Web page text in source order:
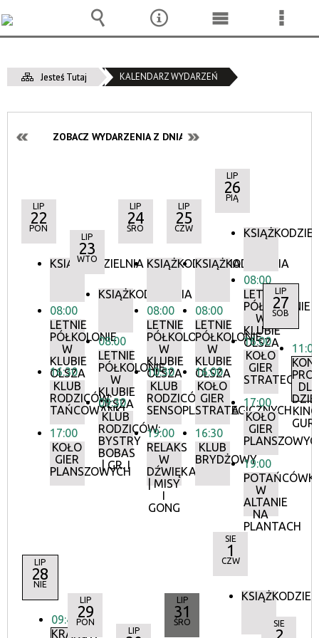
Jesteś Tutaj KALENDARZ WYDARZEŃ
ZOBACZ WYDARZENIA Z DNIA:
LIP
22
PON
KSIĄŻKODZIELNIA
08:00
LETNIE
PÓŁKOLONIE
W
KLUBIE
OLSZA
16:30
KLUB
RODZICÓW:
TAŃCOWANKI
17:00
KOŁO
GIER
PLANSZOWYCH
LIP
23
WTO
KSIĄŻKODZIELNIA
08:00
LETNIE
PÓŁKOLONIE
W
KLUBIE
OLSZA
09:30
KLUB
RODZICÓW:
BYSTRY
BOBAS
| GR. I
LIP
24
ŚRO
KSIĄŻKODZIELNIA
08:00
LETNIE
PÓŁKOLONIE
W
KLUBIE
OLSZA
10:30
KLUB
RODZICÓW:
SENSOPLASTYKA
19:00
RELAKS
W
DŹWIĘKACH
| MISY
I
GONG
LIP
25
CZW
KSIĄŻKODZIELNIA
08:00
LETNIE
PÓŁKOLONIE
W
KLUBIE
OLSZA
16:00
KOŁO
GIER
STRATEGICZNYCH
16:30
KLUB
BRYDŻOWY
LIP
26
PIĄ
08:00
LETNIE
PÓŁKOLONIE
W
KLUBIE
OLSZA
16:00
KOŁO
GIER
17:00
KOŁO
GIER
19:00
W
ALTANIE
NA
PLANTACH
LIP
27
SOB
11:00
DLA
LIP
28
NIE
09:45
KRAKÓW
LIP
29
PON
LIP
LIP
31
ŚRO
SIE
1
CZW
SIE
Wyszukiwarka
NarzędziaMenu
Menu